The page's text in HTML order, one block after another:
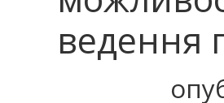
ведення